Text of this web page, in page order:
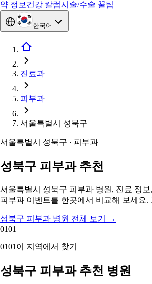
약 정보 건강 칼럼시술/수술 꿀팁
한국어
진료과
피부과
서울특별시 성북구
서울특별시 성북구 · 피부과
성북구 피부과 추천
서울특별시 성북구 피부과 병원, 진료 정
피부과 이벤트를 한곳에서 비교해 보세요.
성북구 피부과 병원 전체 보기
→
0101
0101 이 지역에서 찾기
성북구 피부과 추천 병원